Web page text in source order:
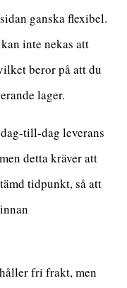
ganska flexibel.
inte nekas att
beror på att du
lager.
till-dag leverans
detta kräver att
tidpunkt, så att
fri frakt, men